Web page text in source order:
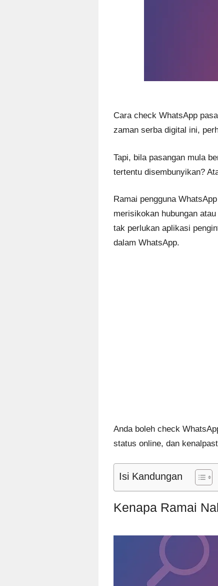
Cara check WhatsApp
zaman serba digital ini,
Tapi, bila pasangan mula
tertentu disembunyikan?
Ramai pengguna
merisikokan hubungan
tak perlukan aplikasi
dalam WhatsApp.
Anda boleh check
status online, dan
Isi Kandungan
Kenapa Ramai